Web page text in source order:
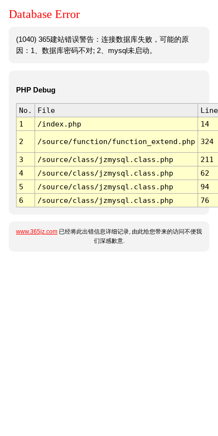
Database Error
(1040) 365建站错误警告：连接数据库失败，可能的原
因：1、数据库密码不对; 2、mysql未启动。
PHP Debug
No. File
Line
1
/index.php 14
2 /source/function/function_extend.php 324
3 /source/class/jzmysql.class.php
211
4
/source/class/jzmysql.class.php
62
5
/source/class/jzmysql.class.php
94
6
/source/class/jzmysql.class.php 76
www.365jz.com 已经将此出错信息详细记录, 由此给您带来的访问不便我
们深感歉意.